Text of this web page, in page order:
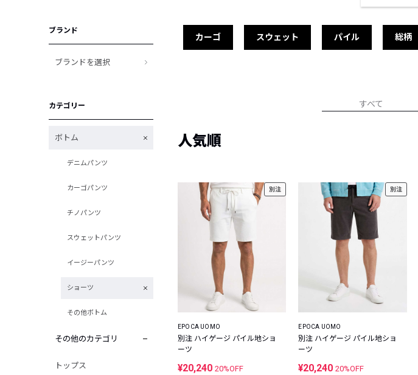
セール
フォーカスブランド
ブランド
ブランドを選択
カテゴリー
ボトム
デニムパンツ
カーゴパンツ
チノパンツ
スウェットパンツ
イージーパンツ
ショーツ
その他ボトム
その他のカテゴリ
トップス
カーゴ スウェット パイル 総柄
すべて
人気順
別注
EPOCA UOMO
別注 ハイゲージ パイル地ショ
ーツ
¥20,240 20%OFF
別注
EPOCA UOMO
別注 ハイゲージ パイル地ショ
ーツ
¥20,24020%OFF